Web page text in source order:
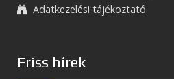
Adatkezelési tájékoztató
Friss hírek